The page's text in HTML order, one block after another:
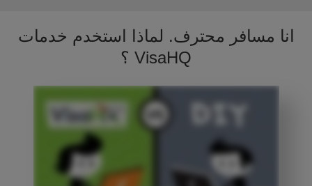
انا مسافر محترف. لماذا استخدم خدمات
VisaHQ ؟